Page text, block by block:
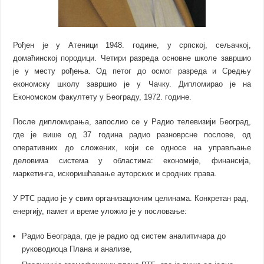
Рођен је у Атеници 1948. године, у српској, сељачкој,
домаћинској породици. Четири разреда основне школе завршио
је у месту рођења. Од петог до осмог разреда и Средњу
eкономску школу завршио је у Чачку. Дипломирао је на
Економском факултету у Београду, 1972. године.
После дипломирања, запослио се у Радио телевизији Београд,
где је више од 37 година радио разноврсне послове, oд
оперативних до сложених, који се односе на управљање
деловима система у областима: економије, финансија,
маркетинга, искоришћавање ауторских и сродних права.
У РТС радио је у свим организационим целинама. Конкретан рад,
енергију, памет и време уложио је у пословање:
Радио Београда, где је радио од систем аналитичара до
руководиоца Плана и анализе,